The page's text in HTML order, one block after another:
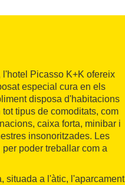
l'hotel Picasso K+K ofereix
especial cura en els
disposa d'habitacions
tot tipus de comoditats, com
caixa forta, minibar i
insonoritzades. Les
poder treballar com a
situada a l'àtic, l'aparcament